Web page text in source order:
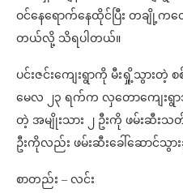
ဝင်နေရောက်နေထိုင်ပြီး တချို့ကတ
တယ်လို့ သိရပါတယ်။
ပင်းဇင်းကျေးရွာကို မီးရှို့သွားတဲ့ စ
မေလ ၂၃ ရက်က လှတောကျေးရွ
တဲ့ အမျိုးသား ၂ ဦးကို ဖမ်းဆီး
ဦးကိုလည်း ဖမ်းဆီးခေါ်ဆောင်သွာ
စာတည်း – လင်း